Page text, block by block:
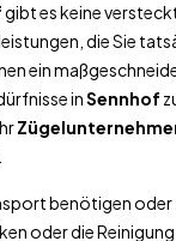
gibt es keine
die Sie
ein
inSennhof
benötigen
oder die